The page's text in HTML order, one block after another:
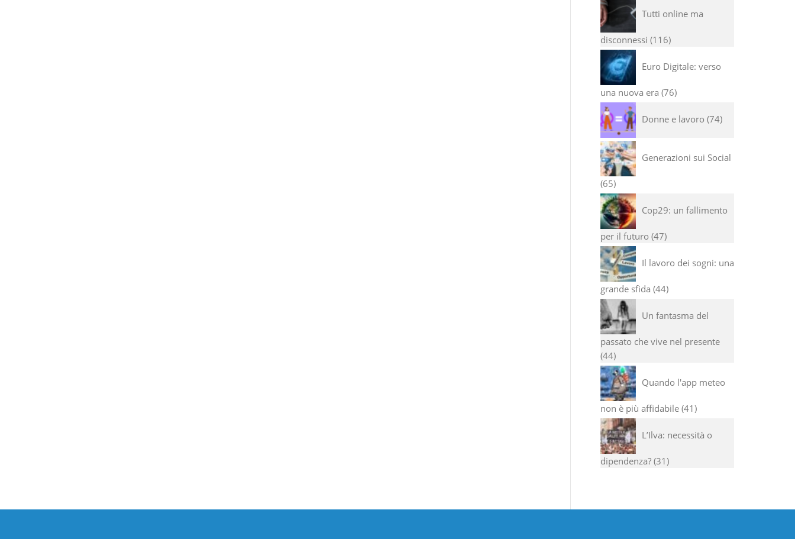
Tutti online ma
disconnessi 116
Euro Digitale: verso
una nuova era 76
Donne e lavoro 74
Generazioni sui Social
65
Cop29: un fallimento
per il futuro 47
Il lavoro dei sogni: una
grande sfida 44
Un fantasma del
passato che vive nel presente
44
Quando l'app meteo
non è più affidabile 41
L’Ilva: necessità o
dipendenza? 31